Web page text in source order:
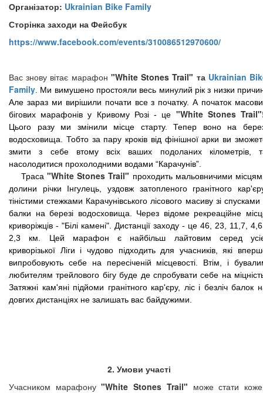
Організатор: Ukrainian Bike Family
Сторінка заходи на Фейсбук
https://www.facebook.com/events/310086512970600/
Вас знову вітає марафон "White Stones Trail" та Ukrainian
Family . Ми вимушено простояли весь минулий рік з низки
Але зараз ми вирішили почати все з початку. А початок
бігових марафонів у Кривому Розі - це "White Stones
Цього разу ми змінили місце старту. Тепер воно на
водосховища. Тобто за пару кроків від фінішної арки ви
змити з себе втому всіх ваших подоланих кілометрів,
насолодитися прохолодними водами “Карачунів”.
Траса "White Stones Trail" проходить мальовничими
долини річки Інгулець, уздовж затопленого гранітного
тіністими стежками Карачунівського лісового масиву зі спусками
балки на березі водосховища. Через відоме рекреаційне
криворіжців - "Білі камені". Дистанції заходу - це 46, 23, 11,7, 4,6
2,3 км. Цей марафон є найбільш лайтовим серед
криворізької Ліги і чудово підходить для учасників, які
випробовують себе на пересіченій місцевості. Втім, і
любителям трейлового бігу буде де спробувати себе на
Затяжні кам'яні підйоми гранітного кар'єру, ліс і безліч балок
довгих дистанціях не залишать вас байдужими.
2. Умови участі
Учасником марафону "White Stones Trail"
може стати